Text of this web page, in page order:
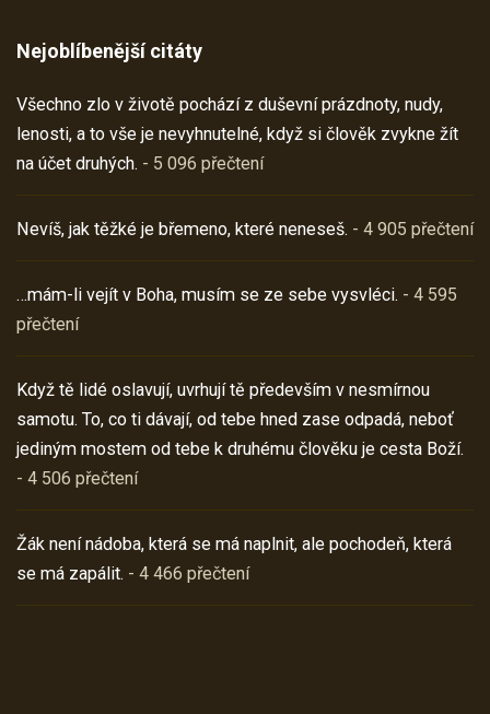
Nejoblíbenější citáty
Všechno zlo v životě pochází z duševní prázdnoty, nudy,
lenosti, a to vše je nevyhnutelné, když si člověk zvykne žít
na účet druhých. - 5 096 přečtení
Nevíš, jak těžké je břemeno, které neneseš. - 4 905 přečtení
…mám-li vejít v Boha, musím se ze sebe vysvléci. - 4 595
přečtení
Když tě lidé oslavují, uvrhují tě především v nesmírnou
samotu. To, co ti dávají, od tebe hned zase odpadá, neboť
jediným mostem od tebe k druhému člověku je cesta Boží.
- 4 506 přečtení
Žák není nádoba, která se má naplnit, ale pochodeň, která
se má zapálit. - 4 466 přečtení